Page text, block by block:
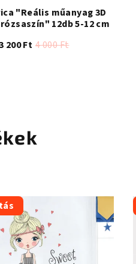
"Reális műanyag 3D
12db 5-12 cm
200 Ft 4 000 Ft